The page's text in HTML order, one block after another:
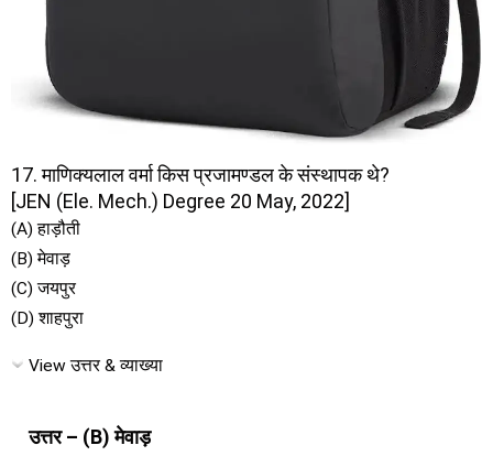
17. माणिक्यलाल वर्मा किस प्रजामण्डल के संस्थापक थे?
[JEN (Ele. Mech.) Degree 20 May, 2022]
(A) हाड़ौती
(B) मेवाड़
(C) जयपुर
(D) शाहपुरा
View उत्तर & व्याख्या
उत्तर – (B) मेवाड़